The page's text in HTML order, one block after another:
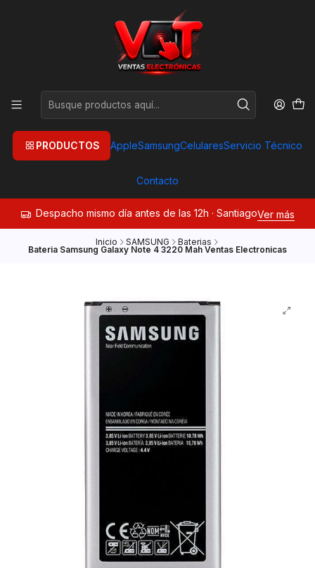
PRODUCTOS AppleSamsungCelularesServicio Técnico
Contacto
Despacho mismo día antes de las 12h · SantiagoVer más
Inicio SAMSUNG Baterias
Bateria Samsung Galaxy Note 4 3220 Mah Ventas Electronicas